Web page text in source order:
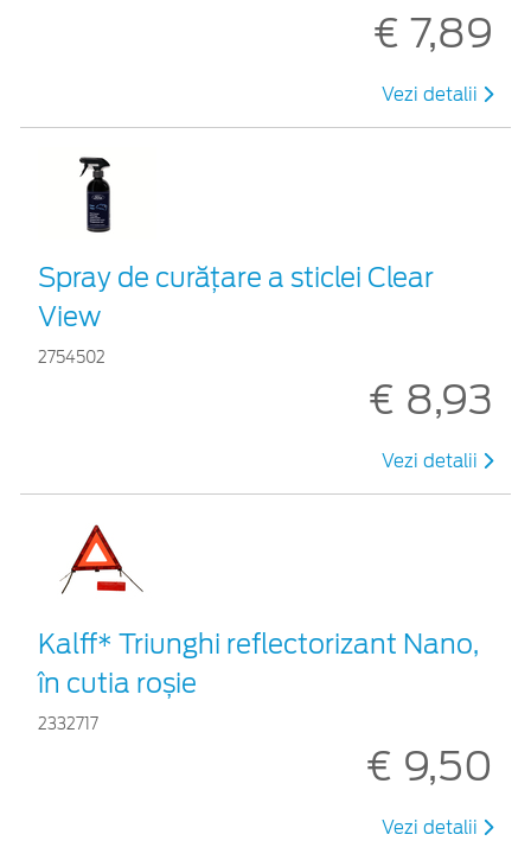
€ 7,89
Vezi detalii
Spray de curățare a sticlei Clear
View
2754502
€ 8,93
Vezi detalii
Kalff* Triunghi reflectorizant Nano,
în cutia roșie
2332717
€ 9,50
Vezi detalii